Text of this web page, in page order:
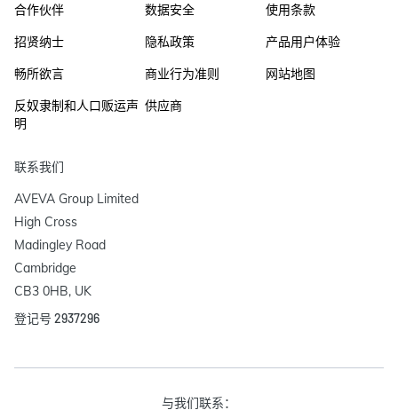
合作伙伴
招贤纳士
畅所欲言
反奴隶制和人口贩运声
明
数据安全
隐私政策
商业行为准则
供应商
使用条款
产品用户体验
网站地图
联系我们
AVEVA Group Limited
High Cross
Madingley Road
Cambridge
CB3 0HB, UK
登记号 2937296
与我们联系：